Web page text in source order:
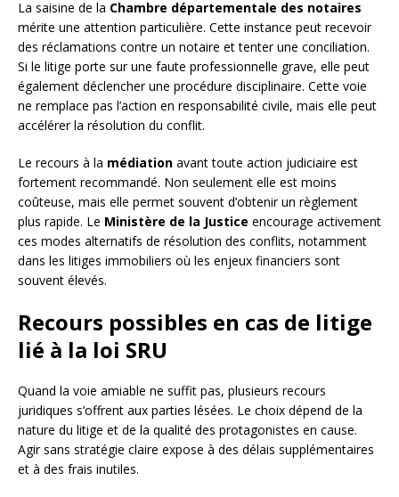
La saisine de la Chambre départementale des notaires
mérite une attention particulière. Cette instance peut recevoir
des réclamations contre un notaire et tenter une conciliation.
Si le litige porte sur une faute professionnelle grave, elle peut
également déclencher une procédure disciplinaire. Cette voie
ne remplace pas l’action en responsabilité civile, mais elle peut
accélérer la résolution du conflit.
Le recours à la médiation avant toute action judiciaire est
fortement recommandé. Non seulement elle est moins
coûteuse, mais elle permet souvent d’obtenir un règlement
plus rapide. Le Ministère de la Justice encourage activement
ces modes alternatifs de résolution des conflits, notamment
dans les litiges immobiliers où les enjeux financiers sont
souvent élevés.
Recours possibles en cas de litige
lié à la loi SRU
Quand la voie amiable ne suffit pas, plusieurs recours
juridiques s’offrent aux parties lésées. Le choix dépend de la
nature du litige et de la qualité des protagonistes en cause.
Agir sans stratégie claire expose à des délais supplémentaires
et à des frais inutiles.